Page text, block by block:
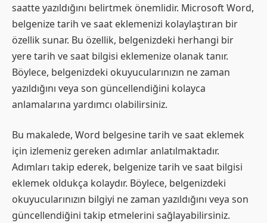
saatte yazıldığını belirtmek önemlidir. Microsoft Word,
belgenize tarih ve saat eklemenizi kolaylaştıran bir
özellik sunar. Bu özellik, belgenizdeki herhangi bir
yere tarih ve saat bilgisi eklemenize olanak tanır.
Böylece, belgenizdeki okuyucularınızın ne zaman
yazıldığını veya son güncellendiğini kolayca
anlamalarına yardımcı olabilirsiniz.
Bu makalede, Word belgesine tarih ve saat eklemek
için izlemeniz gereken adımlar anlatılmaktadır.
Adımları takip ederek, belgenize tarih ve saat bilgisi
eklemek oldukça kolaydır. Böylece, belgenizdeki
okuyucularınızın bilgiyi ne zaman yazıldığını veya son
güncellendiğini takip etmelerini sağlayabilirsiniz.